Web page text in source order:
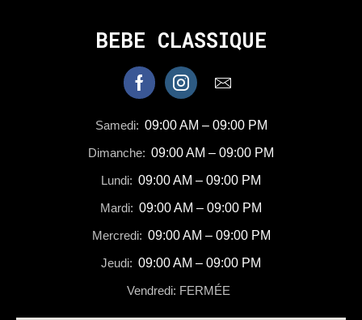
BEBE CLASSIQUE
Samedi: 09:00 AM – 09:00 PM
Dimanche: 09:00 AM – 09:00 PM
Lundi: 09:00 AM – 09:00 PM
Mardi: 09:00 AM – 09:00 PM
Mercredi: 09:00 AM – 09:00 PM
Jeudi: 09:00 AM – 09:00 PM
Vendredi: FERMÉE